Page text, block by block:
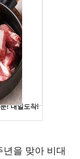
을 맞아 비대